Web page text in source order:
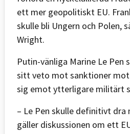
ett mer geopolitiskt EU.
skulle bli Ungern och Polen,
Wright.
Putin-vänliga Marine Le Pen
sitt veto mot sanktioner mot
sig emot ytterligare militärt
– Le Pen skulle definitivt dra
gäller diskussionen om ett